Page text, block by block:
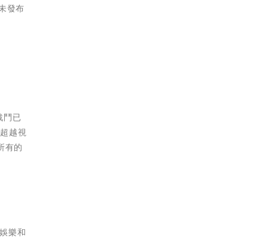
發布
鬥已
越視
有的
樂和